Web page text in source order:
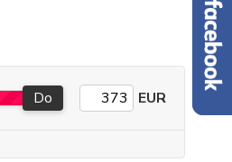
Do EUR